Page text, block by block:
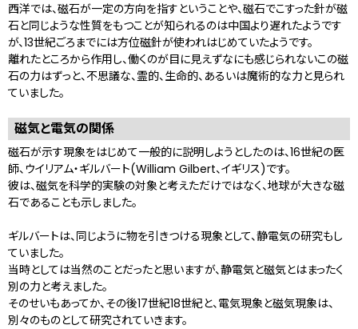
西洋では、磁石が一定の方向を指すということや、磁石でこすった針が磁
石と同じような性質をもつことが知られるのは中国より遅れたようです
が、13世紀ごろまでには方位磁針が使われはじめていたようです。
離れたところから作用し、働くのが目に見えずなにも感じられないこの磁
石の力はずっと、不思議な、霊的、生命的、あるいは魔術的な力と見られ
ていました。
磁気と電気の関係
磁石が示す現象をはじめて一般的に説明しようとしたのは、16世紀の医
師、ウイリアム・ギルバート(William Gilbert、イギリス)です。
彼は、磁気を科学的実験の対象と考えただけではなく、地球が大きな磁
石であることも示しました。
ギルバートは、同じように物を引きつける現象として、静電気の研究もし
ていました。
当時としては当然のことだったと思いますが、静電気と磁気とはまったく
別の力と考えました。
そのせいもあってか、その後17世紀18世紀と、電気現象と磁気現象は、
別々のものとして研究されていきます。